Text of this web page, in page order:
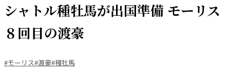
シャトル種牡馬が出国準備 モーリス
８回目の渡豪
#モーリス#渡豪#種牡馬